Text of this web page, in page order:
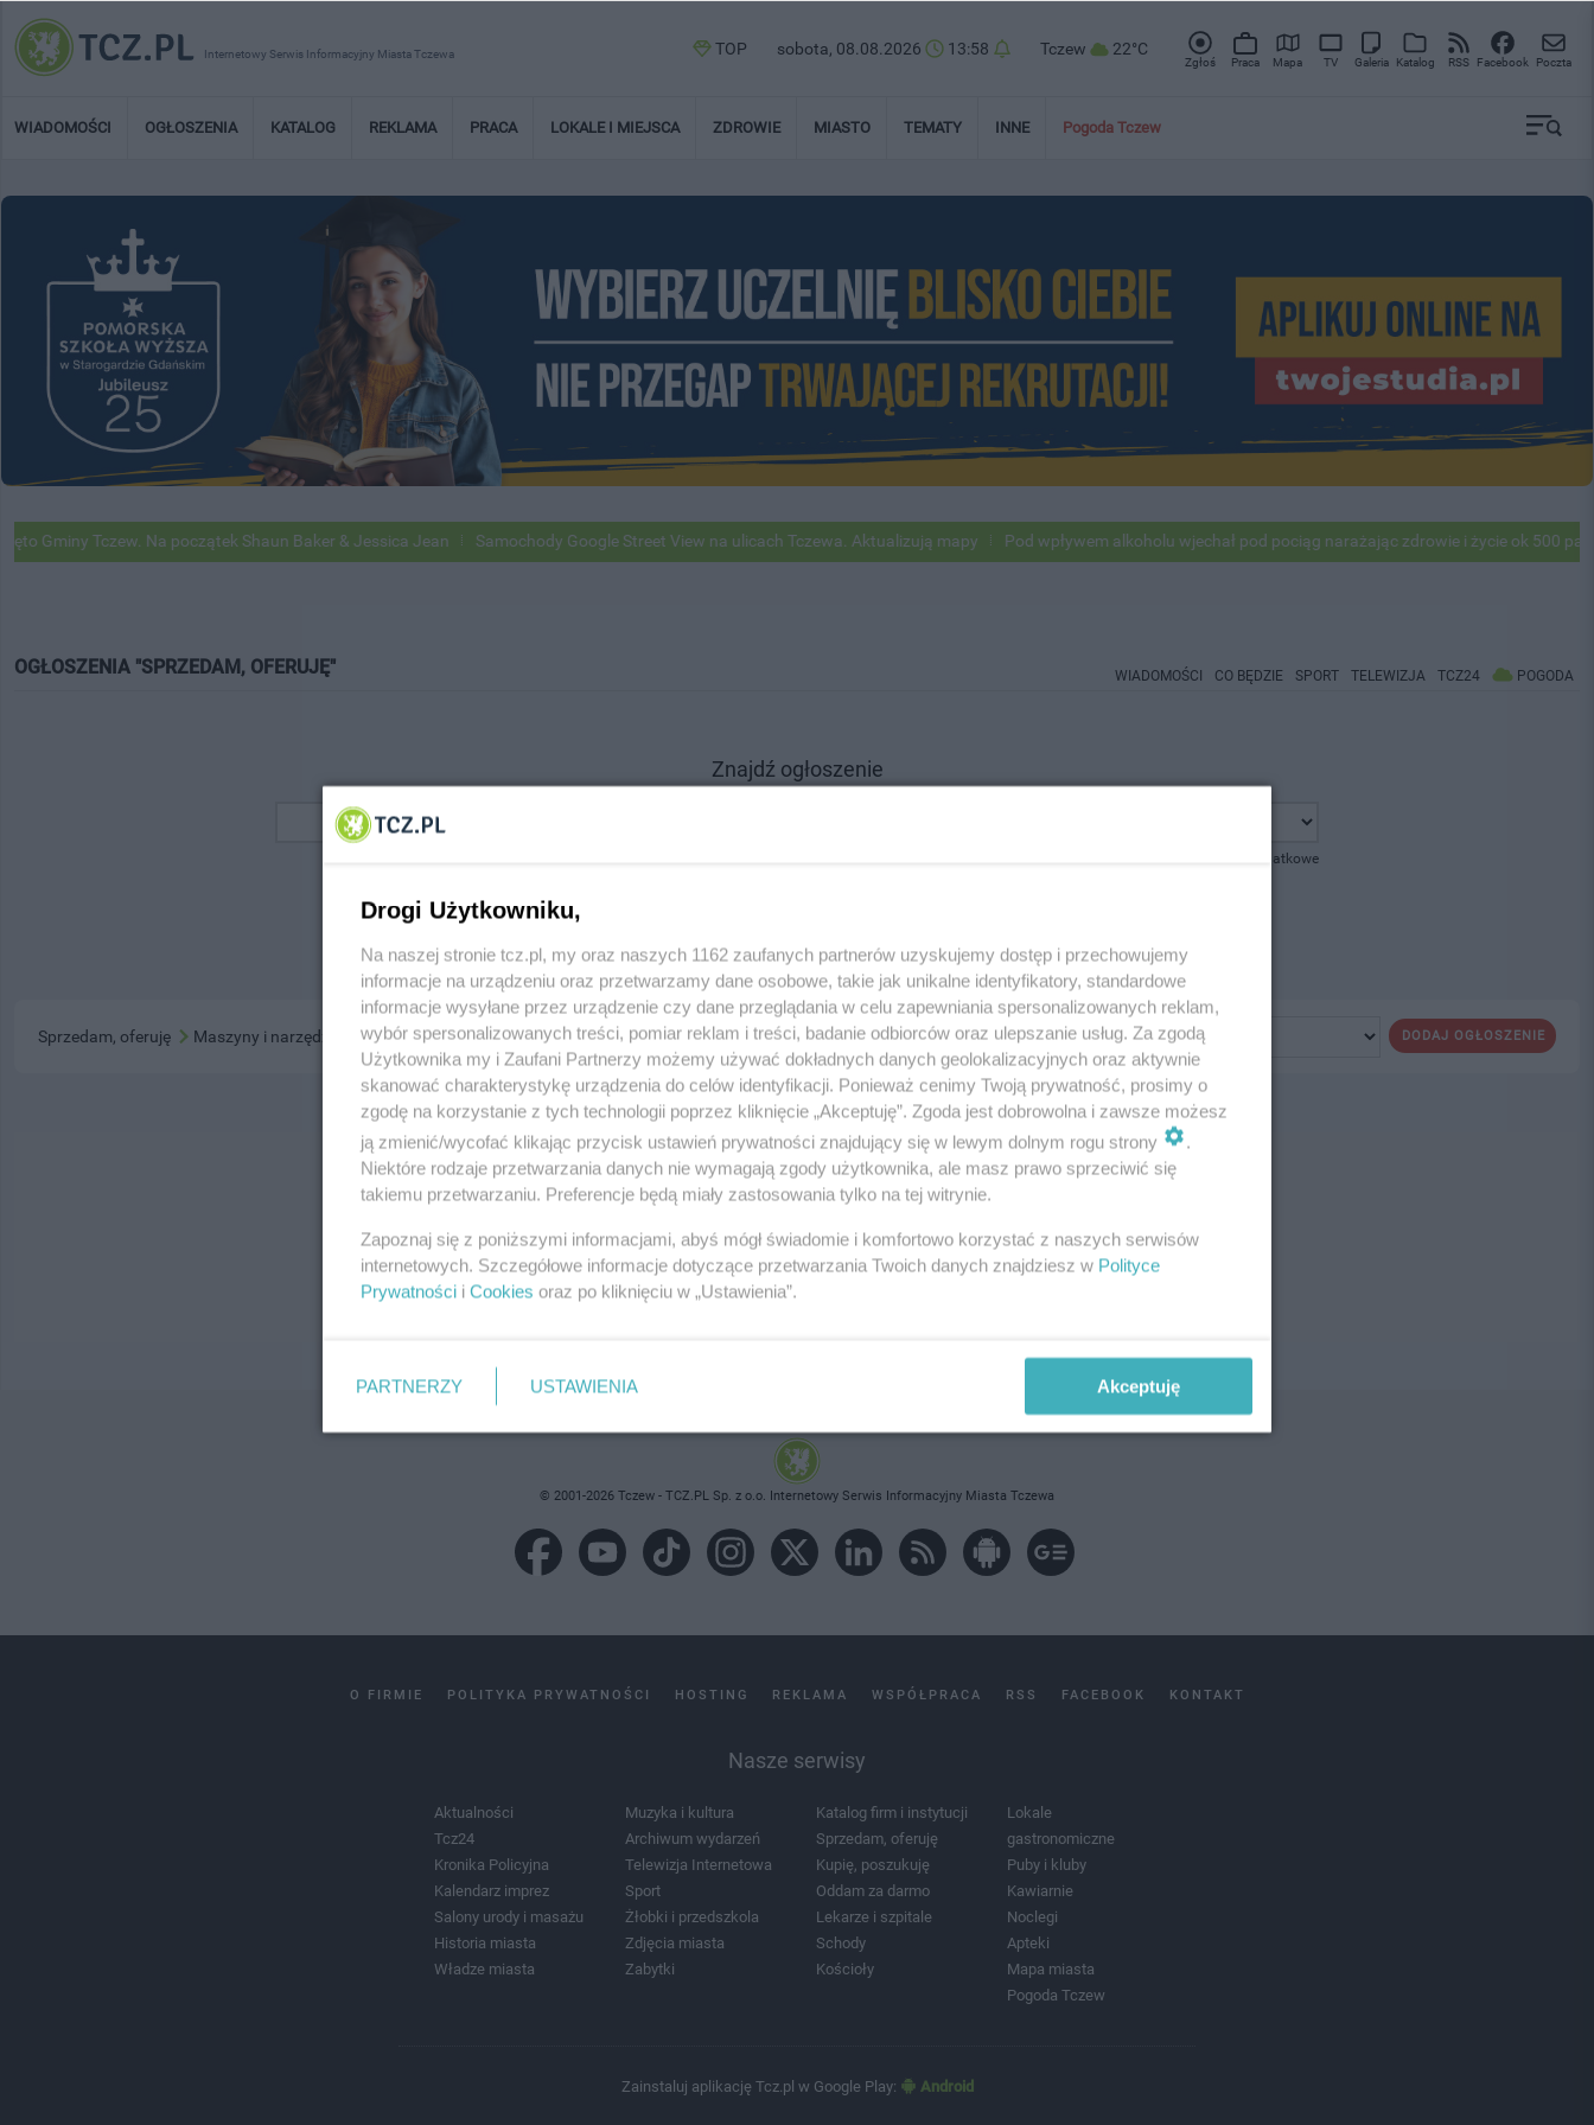
Internetowy Serwis Informacyjny Miasta Tczewa TOP sobota, 08.08.2026 13:58 Tczew 22°C
Zgłoś Praca Mapa TV Galeria Katalog RSS Facebook Poczta
WIADOMOŚCI OGŁOSZENIA KATALOG REKLAMA PRACA LOKALE I MIEJSCA ZDROWIE MIASTO TEMATY INNE Pogoda Tczew
Gminy Tczew. Na początek Shaun Baker & Jessica Jean Samochody Google Street View na ulicach Tczewa. Aktualizują mapy Pod wpływem alkoholu wjechał pod pociąg narażając zdrowie i życie ok 500
OGŁOSZENIA "SPRZEDAM, OFERUJĘ" WIADOMOŚCI CO BĘDZIE SPORT TELEWIZJA TCZ24 POGODA
Znajdź ogłoszenie
pokaż opcje dodatkowe
DODAJ OGŁOSZENIE
Sprzedam, oferuję Maszyny i narzędzia
Wybrane ogłoszenie nie istnieje lub nie jest jeszcze aktywne!
© 2001-2026 Tczew - TCZ.PL Sp. z o.o. Internetowy Serwis Informacyjny Miasta Tczewa
O FIRMIE POLITYKA PRYWATNOŚCI HOSTING REKLAMA WSPÓŁPRACA RSS FACEBOOK KONTAKT
Nasze serwisy
Aktualności
Tcz24
Kronika Policyjna
Kalendarz imprez
Salony urody i masażu
Historia miasta
Władze miasta
Muzyka i kultura
Archiwum wydarzeń
Telewizja Internetowa
Sport
Żłobki i przedszkola
Zdjęcia miasta
Zabytki
Katalog firm i instytucji
Sprzedam, oferuję
Kupię, poszukuję
Oddam za darmo
Lekarze i szpitale
Schody
Kościoły
Lokale
gastronomiczne
Puby i kluby
Kawiarnie
Noclegi
Apteki
Mapa miasta
Pogoda Tczew
Zainstaluj aplikację Tcz.pl w Google Play: Android
Drogi Użytkowniku,
Na naszej stronie tcz.pl, my oraz naszych 1162 zaufanych partnerów uzyskujemy dostęp i przechowujemy
informacje na urządzeniu oraz przetwarzamy dane osobowe, takie jak unikalne identyfikatory, standardowe
informacje wysyłane przez urządzenie czy dane przeglądania w celu zapewniania spersonalizowanych reklam,
wybór spersonalizowanych treści, pomiar reklam i treści, badanie odbiorców oraz ulepszanie usług. Za zgodą
Użytkownika my i Zaufani Partnerzy możemy używać dokładnych danych geolokalizacyjnych oraz aktywnie
skanować charakterystykę urządzenia do celów identyfikacji. Ponieważ cenimy Twoją prywatność, prosimy o
zgodę na korzystanie z tych technologii poprzez kliknięcie „Akceptuję”. Zgoda jest dobrowolna i zawsze możesz
ją zmienić/wycofać klikając przycisk ustawień prywatności znajdujący się w lewym dolnym rogu strony
.
Niektóre rodzaje przetwarzania danych nie wymagają zgody użytkownika, ale masz prawo sprzeciwić się
takiemu przetwarzaniu. Preferencje będą miały zastosowania tylko na tej witrynie.
Zapoznaj się z poniższymi informacjami, abyś mógł świadomie i komfortowo korzystać z naszych serwisów
internetowych. Szczegółowe informacje dotyczące przetwarzania Twoich danych znajdziesz w Polityce
Prywatności i Cookies oraz po kliknięciu w „Ustawienia”.
PARTNERZY USTAWIENIA Akceptuję